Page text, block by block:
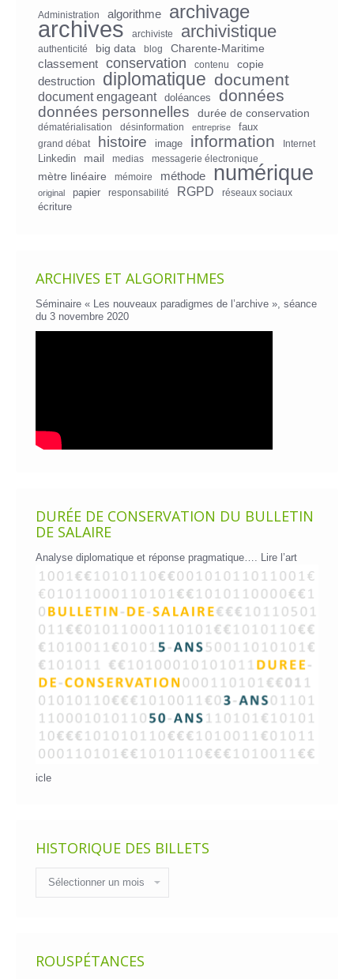
Administration algorithme archivage
archives archiviste archivistique
authenticité big data blog
Charente-Maritime
classement
conservation contenu
copie
destruction
diplomatique document
document engageant doléances données
données personnelles durée de conservation
dématérialisation désinformation entreprise faux
grand débat histoire image information Internet
Linkedin mail medias messagerie électronique
mètre linéaire mémoire méthode numérique
original papier responsabilité RGPD réseaux sociaux
écriture
ARCHIVES ET ALGORITHMES
Séminaire « Les nouveaux paradigmes de l’archive », séance
du 3 novembre 2020
DURÉE DE CONSERVATION DU BULLETIN
DE SALAIRE
Analyse diplomatique et réponse pragmatique…. Lire l’art
icle
HISTORIQUE DES BILLETS
des
billets
ROUSPÉTANCES